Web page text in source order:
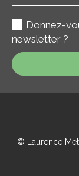
Donnez-
newsletter ?
© Laurence